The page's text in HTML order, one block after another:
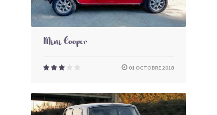
Mini Cooper
01 OCTOBRE 2018